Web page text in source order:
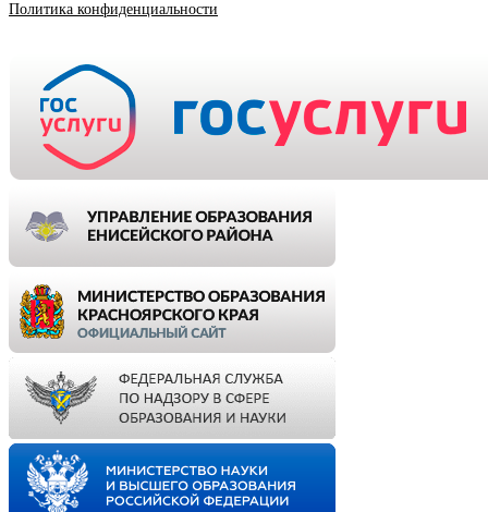
Политика конфиденциальности